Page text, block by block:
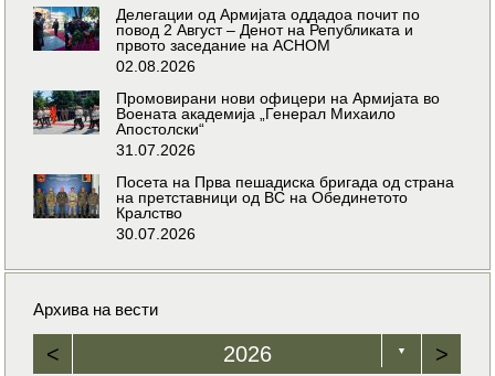
Делегации од Армијата оддадоа почит по
повод 2 Август – Денот на Републиката и
првото заседание на АСНОМ
02.08.2026
Промовирани нови офицери на Армијата во
Воената академија „Генерал Михаило
Апостолски“
31.07.2026
Посета на Прва пешадиска бригада од страна
на претставници од ВС на Обединетото
Кралство
30.07.2026
Архива на вести
< 2026 ▼ >